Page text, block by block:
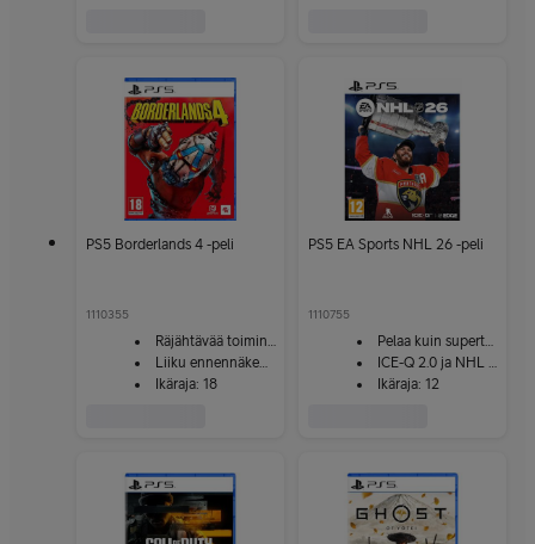
PS5 Borderlands 4 -peli
1110355
Räjähtävää toimintaa
Liiku ennennäkemättömin tavoin
Ikäraja: 18
PS5 EA Sports NHL 26 -peli
1110755
Pelaa kuin supertähti
ICE-Q 2.0 ja NHL EDGE -data
Ikäraja: 12